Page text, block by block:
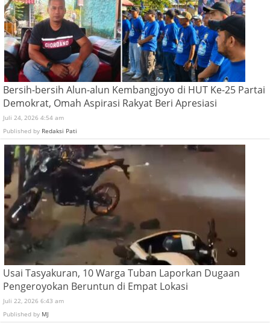
Bersih-bersih Alun-alun Kembangjoyo di HUT Ke-25 Partai
Demokrat, Omah Aspirasi Rakyat Beri Apresiasi
Juli 24, 2026 4:54 am
Published by Redaksi Pati
Usai Tasyakuran, 10 Warga Tuban Laporkan Dugaan
Pengeroyokan Beruntun di Empat Lokasi
Juli 22, 2026 6:43 am
Published by MJ